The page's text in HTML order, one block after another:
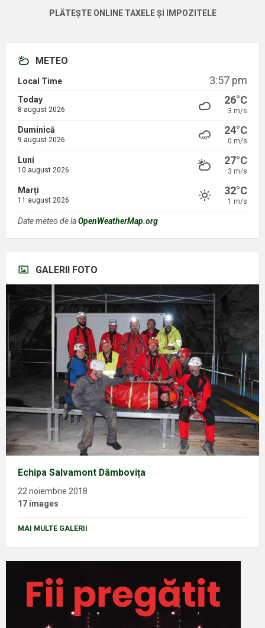
PLĂTEȘTE ONLINE TAXELE ȘI IMPOZITELE
METEO
Local Time 3:57 pm
Today
8 august 2026
26°C
3 m/s
Duminică
9 august 2026
24°C
0 m/s
Luni
10 august 2026
27°C
3 m/s
Marți
11 august 2026
32°C
1 m/s
Date meteo de laOpenWeatherMap.org
GALERII FOTO
Echipa Salvamont Dâmbovița
22 noiembrie 2018
17 images
MAI MULTE GALERII